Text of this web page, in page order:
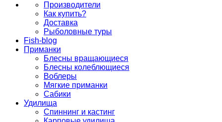
Производители
Как купить?
Доставка
Рыболовные туры
Fish-blog
Приманки
Блесны вращающиеся
Блесны колеблющиеся
Воблеры
Мягкие приманки
Сабики
Удилища
Спиннинг и кастинг